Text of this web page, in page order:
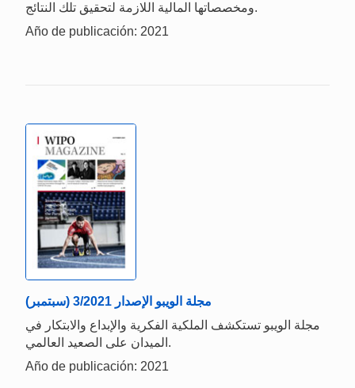
ومخصصاتها المالية اللازمة لتحقيق تلك النتائج.
Año de publicación: 2021
مجلة الويبو الإصدار 3/2021 (سبتمبر)
مجلة الويبو تستكشف الملكية الفكرية والإبداع والابتكار في
الميدان على الصعيد العالمي.
Año de publicación: 2021